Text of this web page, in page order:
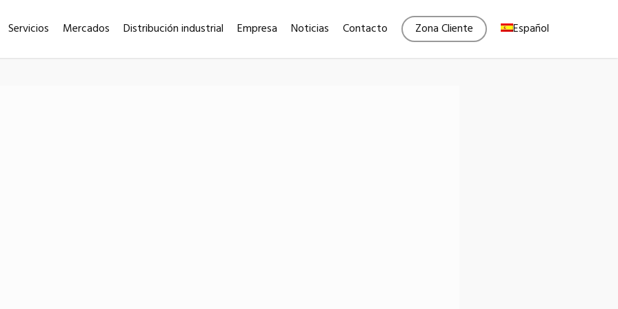
Servicios Mercados Distribución industrial Empresa Noticias Contacto Zona Cliente Español